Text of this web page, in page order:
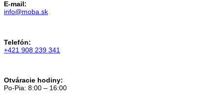
E-mail:
info@moba.sk
Telefón:
+421 908 239 341
Otváracie hodiny:
Po-Pia: 8:00 – 16:00